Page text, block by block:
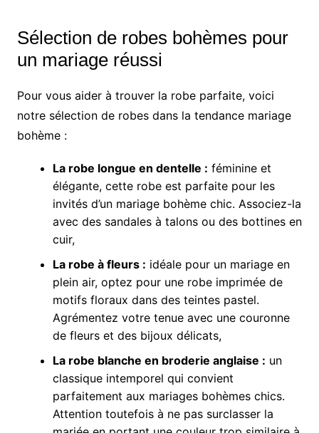
Sélection de robes bohèmes pour
un mariage réussi
Pour vous aider à trouver la robe parfaite, voici
notre sélection de robes dans la tendance mariage
bohème :
La robe longue en dentelle : féminine et
élégante, cette robe est parfaite pour les
invités d’un mariage bohème chic. Associez-la
avec des sandales à talons ou des bottines en
cuir,
La robe à fleurs : idéale pour un mariage en
plein air, optez pour une robe imprimée de
motifs floraux dans des teintes pastel.
Agrémentez votre tenue avec une couronne
de fleurs et des bijoux délicats,
La robe blanche en broderie anglaise : un
classique intemporel qui convient
parfaitement aux mariages bohèmes chics.
Attention toutefois à ne pas surclasser la